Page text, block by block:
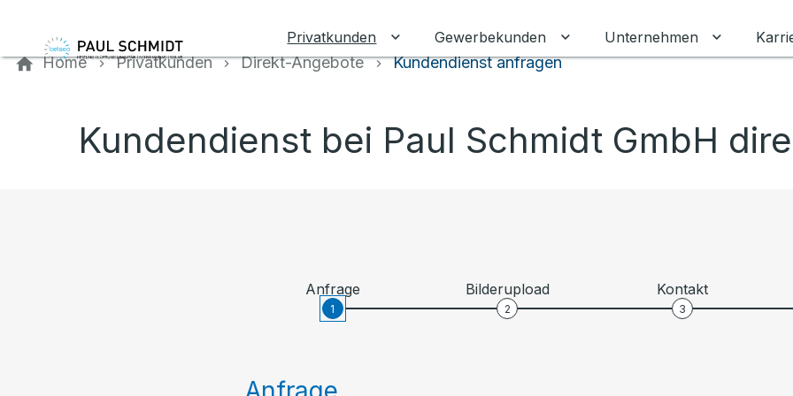
Privatkunden
Untermenü für Privatkunden umschalten
Gewerbekunden Untermenü für Gewerbekunden
Unternehmen
Home Privatkunden Direkt-Angebote Kundendienst anfragen
Kundendienst bei Paul Schmidt GmbH
Anfrage
1
Bilderupload
2
Kontakt
3